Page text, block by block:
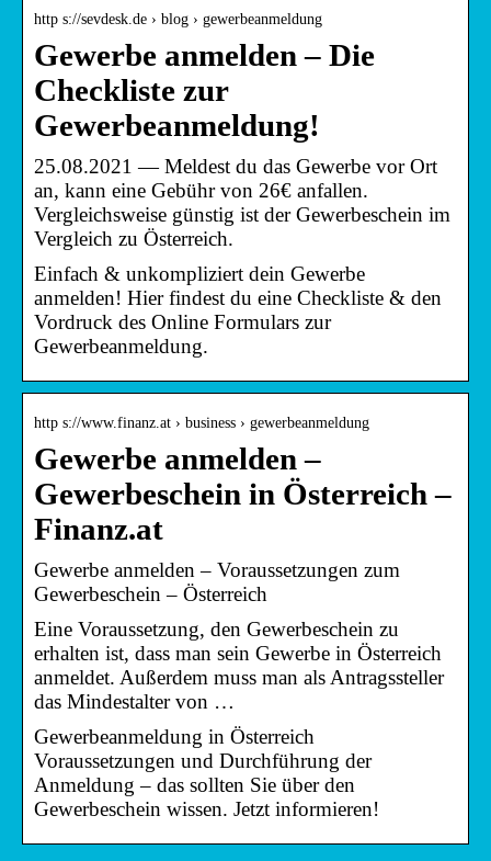
http s://sevdesk.de › blog › gewerbeanmeldung
Gewerbe anmelden – Die
Checkliste zur
Gewerbeanmeldung!
25.08.2021 — Meldest du das Gewerbe vor Ort
an, kann eine Gebühr von 26€ anfallen.
Vergleichsweise günstig ist der Gewerbeschein im
Vergleich zu Österreich.
Einfach & unkompliziert dein Gewerbe
anmelden! Hier findest du eine Checkliste & den
Vordruck des Online Formulars zur
Gewerbeanmeldung.
http s://www.finanz.at › business › gewerbeanmeldung
Gewerbe anmelden –
Gewerbeschein in Österreich –
Finanz.at
Gewerbe anmelden – Voraussetzungen zum
Gewerbeschein – Österreich
Eine Voraussetzung, den Gewerbeschein zu
erhalten ist, dass man sein Gewerbe in Österreich
anmeldet. Außerdem muss man als Antragssteller
das Mindestalter von …
Gewerbeanmeldung in Österreich
Voraussetzungen und Durchführung der
Anmeldung – das sollten Sie über den
Gewerbeschein wissen. Jetzt informieren!